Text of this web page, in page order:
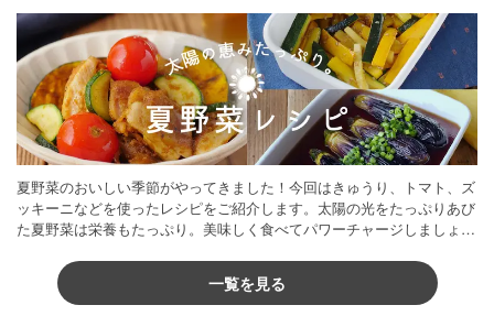
夏野菜のおいしい季節がやってきました！今回はきゅうり、トマト、ズ
ッキーニなどを使ったレシピをご紹介します。太陽の光をたっぷりあび
た夏野菜は栄養もたっぷり。美味しく食べてパワーチャージしましょう
一覧を見る